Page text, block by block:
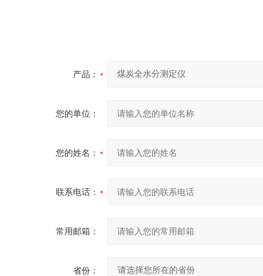
产品：
您的单位：
您的姓名：
联系电话：
常用邮箱：
省份：